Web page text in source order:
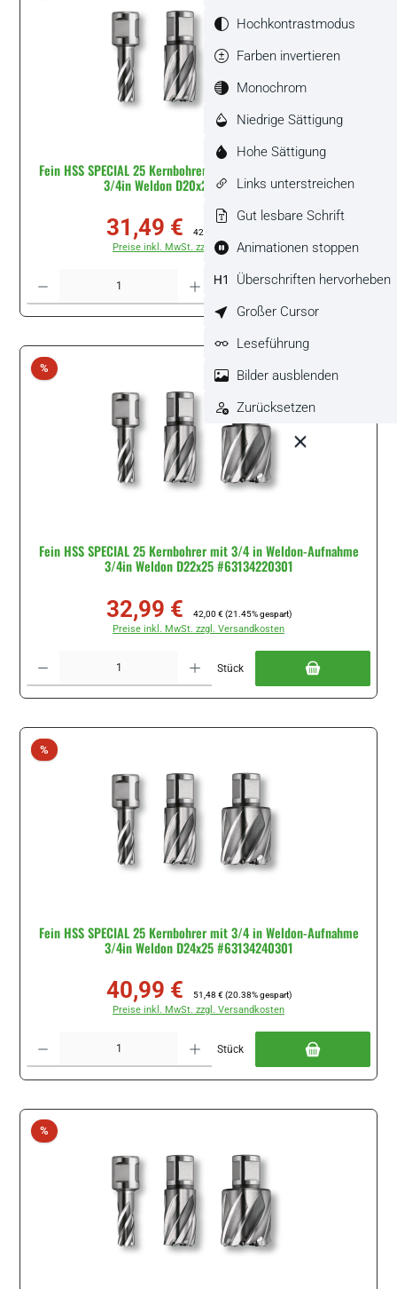
Fein HSS SPECIAL 25 Kernbohrer mit 3/4 in Weldon-Aufnahme
3/4in Weldon D20x25 #63134200301
Verkaufspreis:
31,49 € Regulärer Preis:
42,00 €
Preise inkl. MwSt. zzgl. Versandkosten
Produkt Anzahl: Gib den gewünschten Wert ein oder benutze die Schaltflächen um
Stück
%Rabatt
Fein HSS SPECIAL 25 Kernbohrer mit 3/4 in Weldon-Aufnahme
3/4in Weldon D22x25 #63134220301
Verkaufspreis:
32,99 € 42,00 € (21.45% gespart)
Preise inkl. MwSt. zzgl. Versandkosten
Stück
%Rabatt
Fein HSS SPECIAL 25 Kernbohrer mit 3/4 in Weldon-Aufnahme
3/4in Weldon D24x25 #63134240301
Verkaufspreis:
40,99 € 51,48 € (20.38% gespart)
Preise inkl. MwSt. zzgl. Versandkosten
Stück
%Rabatt
Hochkontrastmodus
Farben invertieren
Monochrom
Niedrige Sättigung
Hohe Sättigung
Links unterstreichen
Gut lesbare Schrift
Animationen stoppen
Überschriften hervorheben
Großer Cursor
Leseführung
Bilder ausblenden
Zurücksetzen